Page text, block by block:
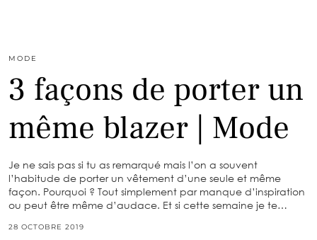
MODE
3 façons de porter un
même blazer | Mode
Je ne sais pas si tu as remarqué mais l’on a souvent
l’habitude de porter un vêtement d’une seule et même
façon. Pourquoi ? Tout simplement par manque d’inspiration
ou peut être même d’audace. Et si cette semaine je te…
28 OCTOBRE 2019